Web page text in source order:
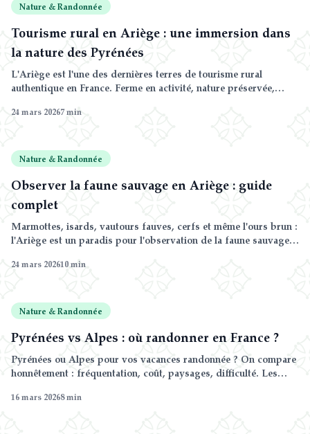
Nature & Randonnée
Tourisme rural en Ariège : une immersion dans
la nature des Pyrénées
L'Ariège est l'une des dernières terres de tourisme rural
authentique en France. Ferme en activité, nature préservée,
vous cherchez sans les foules.
24 mars 20267min
Nature & Randonnée
Observer la faune sauvage en Ariège : guide
complet
Marmottes, isards, vautours fauves, cerfs et même l'ours brun :
l'Ariège est un paradis pour l'observation de la faune sauvage.
conseils pour la photo animalière.
24 mars 202610min
Nature & Randonnée
Pyrénées vs Alpes : où randonner en France ?
Pyrénées ou Alpes pour vos vacances randonnée ? On compare
honnêtement : fréquentation, coût, paysages, difficulté. Les
16 mars 20268min